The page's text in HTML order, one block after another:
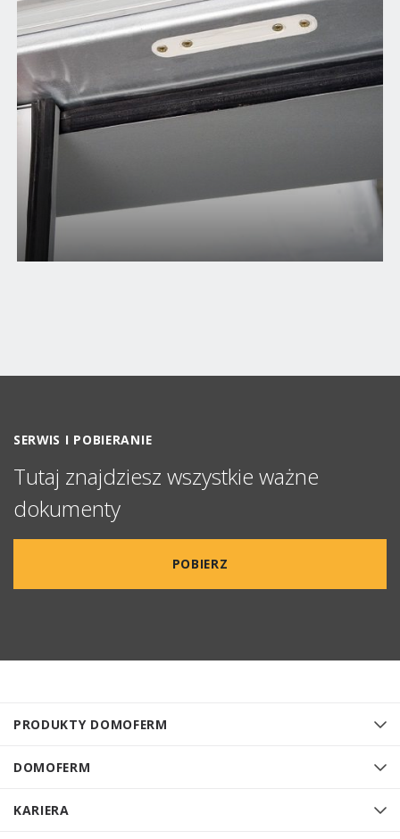
PRODUKTY DOMOFERM
DOMOFERM
KARIERA
SERWIS I POBIERANIE
Tutaj znajdziesz wszystkie ważne
dokumenty
POBIERZ